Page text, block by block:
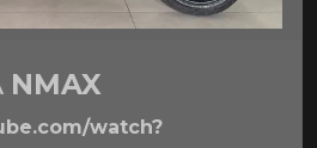
NMAX
watch?